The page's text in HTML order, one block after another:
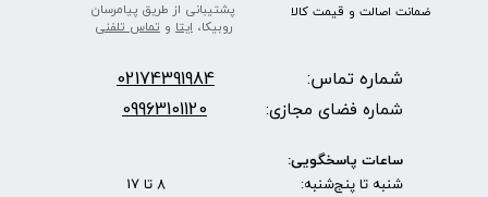
پشتیبانی از طریق پیامرسان
روبیکا،ایتا وتماس تلفنی
ضمانت اصالت و قیمت​​​​​​​ کالا ​​​​​​​
شماره تماس: 02174391984
شماره فضای مجازی: 09963101120
ساعات پاسخگویی:
شنبه تا پنج‌شنبه: 8 تا 17